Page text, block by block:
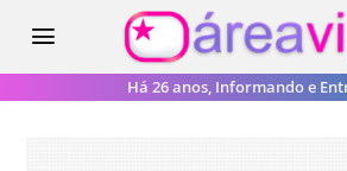
Há 26 anos, Informando e